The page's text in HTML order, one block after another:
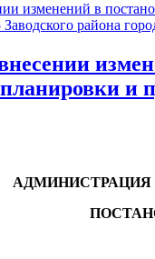
в
района
и
АДМИНИСТРАЦИЯ